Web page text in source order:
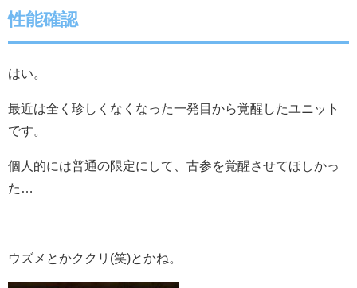
性能確認
はい。
最近は全く珍しくなくなった一発目から覚醒したユニット
です。
個人的には普通の限定にして、古参を覚醒させてほしかっ
た…
ウズメとかククリ(笑)とかね。